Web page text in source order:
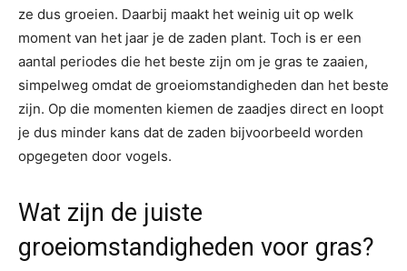
ze dus groeien. Daarbij maakt het weinig uit op welk
moment van het jaar je de zaden plant. Toch is er een
aantal periodes die het beste zijn om je gras te zaaien,
simpelweg omdat de groeiomstandigheden dan het beste
zijn. Op die momenten kiemen de zaadjes direct en loopt
je dus minder kans dat de zaden bijvoorbeeld worden
opgegeten door vogels.
Wat zijn de juiste
groeiomstandigheden voor gras?